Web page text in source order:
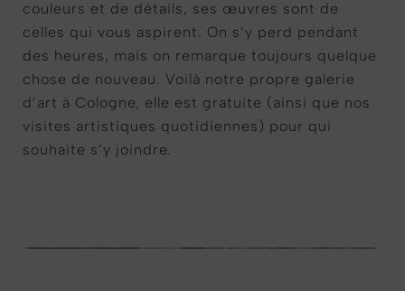
couleurs et de détails, ses œuvres sont de
celles qui vous aspirent. On s’y perd pendant
des heures, mais on remarque toujours quelque
chose de nouveau. Voilà notre propre galerie
d’art à Cologne, elle est gratuite (ainsi que nos
visites artistiques quotidiennes) pour qui
souhaite s’y joindre.